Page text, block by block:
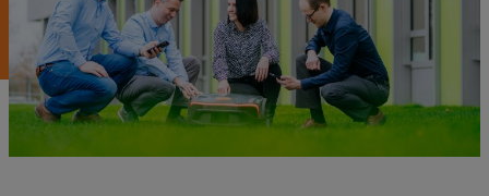
GEMEINSAM WACHSEN